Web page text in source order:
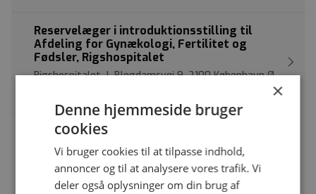
Reservelæger i introduktionsstilling til
Afdeling for Gynækologi, Fertilitet og
Fødsler, Rigshospitalet
Rigshospitalet | Blegdamsvej 9, 2100 København Ø
Introduktionsstilling i Neurologi, AUH
Aarhus Universitetshospital | Palle Juul-Jensens
Boulevard 99, 8200 Aarhus N
Introduktionsstilling | Neurologi
×
Denne hjemmeside bruger
cookies
Vi bruger cookies til at tilpasse indhold,
annoncer og til at analysere vores trafik. Vi
deler også oplysninger om din brug af